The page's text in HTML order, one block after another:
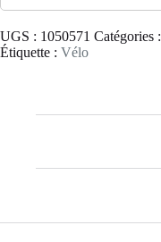
12
UGS : 1050571 Catégories :
Étiquette : Vélo